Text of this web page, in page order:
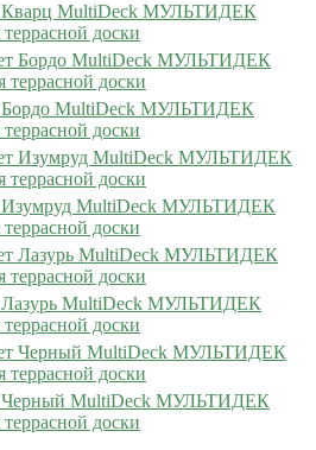
Кварц MultiDeck МУЛЬТИДЕК
доски
Бордо MultiDeck МУЛЬТИДЕК
доски
Изумруд MultiDeck МУЛЬТИДЕК
доски
Лазурь MultiDeck МУЛЬТИДЕК
доски
Черный MultiDeck МУЛЬТИДЕК
доски